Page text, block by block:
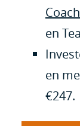
en
en
€247.